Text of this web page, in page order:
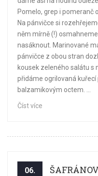
Pomelo, grep i pomeranč
Na pánvičce si
něm mírně (!)
nasáknout. Marinované
pánvičce z obou stran
kousek zeleného salátu s
přidáme ogrilovaná
balzamikovým octem. ...
Číst více
06.